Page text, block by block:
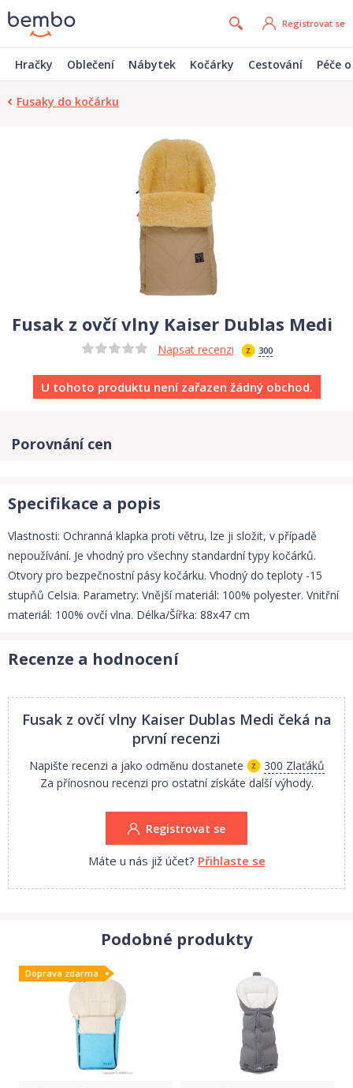
Registrovat se
Hračky Oblečení Nábytek Kočárky Cestování Péče
Fusaky do kočárku
Fusak z ovčí vlny Kaiser Dublas Medi
Napsat recenzi 300
U tohoto produktu není zařazen žádný obchod.
Porovnání cen
Specifikace a popis
Vlastnosti: Ochranná klapka proti větru, lze ji složit, v případě
nepoužívání. Je vhodný pro všechny standardní typy kočárků.
Otvory pro bezpečnostní pásy kočárku. Vhodný do teploty -15
stupňů Celsia. Parametry: Vnější materiál: 100% polyester. Vnitřní
materiál: 100% ovčí vlna. Délka/Šířka: 88x47 cm
Recenze a hodnocení
Fusak z ovčí vlny Kaiser Dublas Medi čeká na
první recenzi
Napište recenzi a jako odměnu dostanete
300 Zlaťáků
Za přínosnou recenzi pro ostatní získáte další výhody.
Registrovat se
Máte u nás již účet? Přihlaste se
Podobné produkty
Doprava zdarma